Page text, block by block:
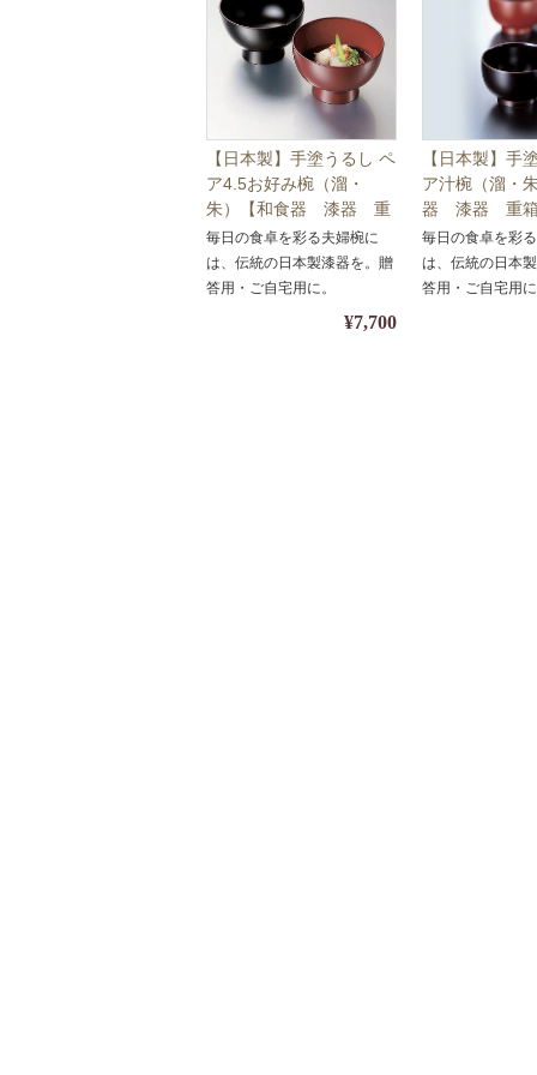
【日本製】手塗うるし ペ
ア4.5お好み椀（溜・
朱）【和食器 漆器 重
箱 弁当箱 正月】
毎日の食卓を彩る夫婦椀に
は、伝統の日本製漆器を。贈
答用・ご自宅用に。
¥7,700
【日本製】手
ア汁椀（溜・
器 漆器 重
箱 正月】
毎日の食卓を彩
は、伝統の日本
答用・ご自宅用